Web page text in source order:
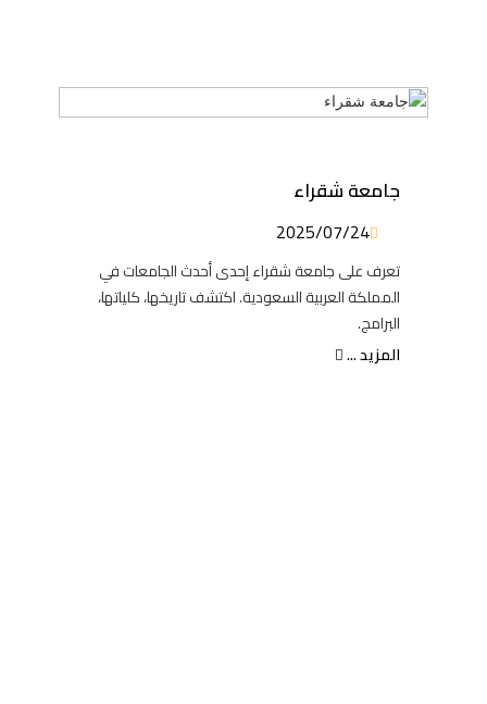
جامعة شقراء
2025/07/24
تعرف على جامعة شقراء إحدى أحدث الجامعات في
المملكة العربية السعودية. اكتشف تاريخها، كلياتها،
البرامج.
المزيد ...